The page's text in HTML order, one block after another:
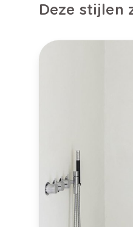
Deze stijlen